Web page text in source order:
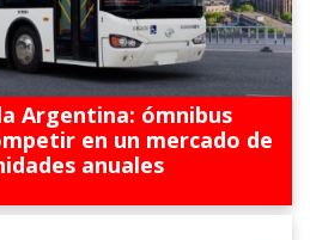
Argentina: ómnibus
en un mercado de
anuales